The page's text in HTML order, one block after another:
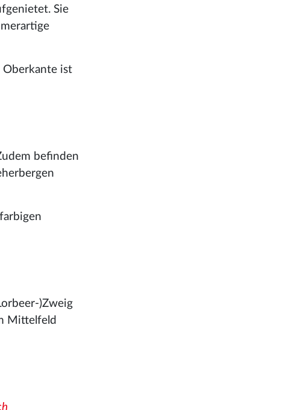
Sie
Oberkante ist
befinden
)Zweig
Mittelfeld